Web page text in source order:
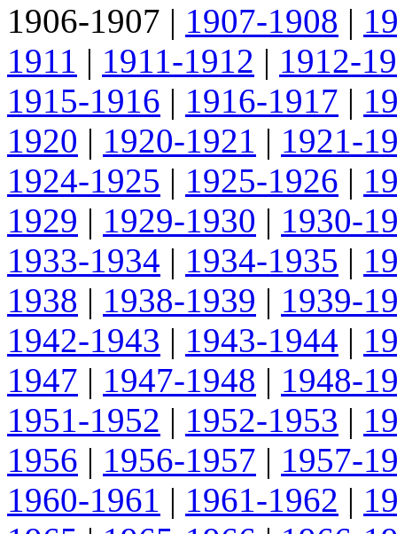
1906-1907 | 1907-1908 |
1911 | 1911-1912 | 1912-
1915-1916 | 1916-1917 |
1920 | 1920-1921 | 1921-
1924-1925 | 1925-1926 |
1929 | 1929-1930 | 1930-
1933-1934 | 1934-1935 |
1938 | 1938-1939 | 1939-
1942-1943 | 1943-1944 |
1947 | 1947-1948 | 1948-
1951-1952 | 1952-1953 |
1956 | 1956-1957 | 1957-
1960-1961 | 1961-1962 |